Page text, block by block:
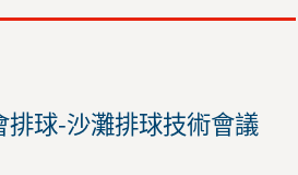
排球-沙灘排球技術會議